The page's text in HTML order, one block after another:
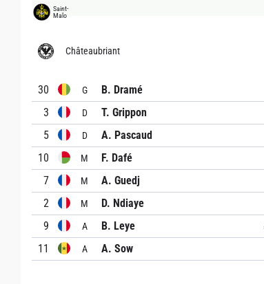
Saint-
Malo
Châteaubriant
30 G
B. Dramé
3
D
T. Grippon
5
D
A. Pascaud
10
M
F. Dafé
7
M
A. Guedj
2
M D. Ndiaye
9 A B. Leye
11 A A. Sow